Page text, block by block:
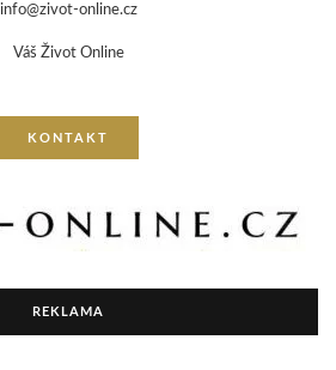
info@zivot-online.cz
Váš Život Online
KONTAKT
REKLAMA